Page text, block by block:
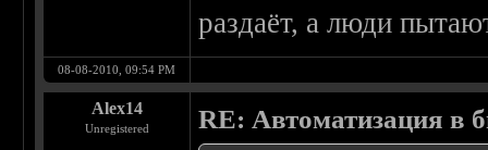
раздаёт, а люди
08-08-2010, 09:54 PM
Alex14
Unregistered RE: Автоматизация в